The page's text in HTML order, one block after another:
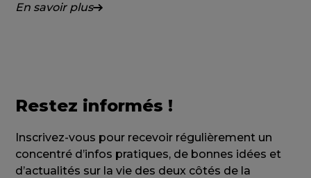
En savoir plus
Restez informés !
Inscrivez-vous pour recevoir régulièrement un
concentré d’infos pratiques, de bonnes idées et
d’actualités sur la vie des deux côtés de la